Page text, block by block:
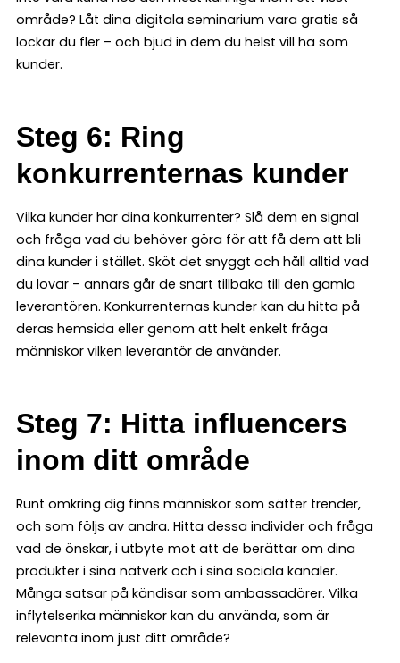
område? Låt dina digitala seminarium vara gratis så
lockar du fler – och bjud in dem du helst vill ha som
kunder.
Steg 6: Ring
konkurrenternas kunder
Vilka kunder har dina konkurrenter? Slå dem en signal
och fråga vad du behöver göra för att få dem att bli
dina kunder i stället. Sköt det snyggt och håll alltid vad
du lovar – annars går de snart tillbaka till den gamla
leverantören. Konkurrenternas kunder kan du hitta på
deras hemsida eller genom att helt enkelt fråga
människor vilken leverantör de använder.
Steg 7: Hitta influencers
inom ditt område
Runt omkring dig finns människor som sätter trender,
och som följs av andra. Hitta dessa individer och fråga
vad de önskar, i utbyte mot att de berättar om dina
produkter i sina nätverk och i sina sociala kanaler.
Många satsar på kändisar som ambassadörer. Vilka
inflytelserika människor kan du använda, som är
relevanta inom just ditt område?